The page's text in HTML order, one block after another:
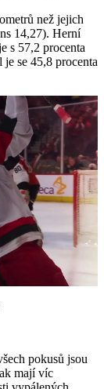
než jejich
14,27). Herní
s 57,2 procenta
je se 45,8 procenta
pokusů jsou
mají víc